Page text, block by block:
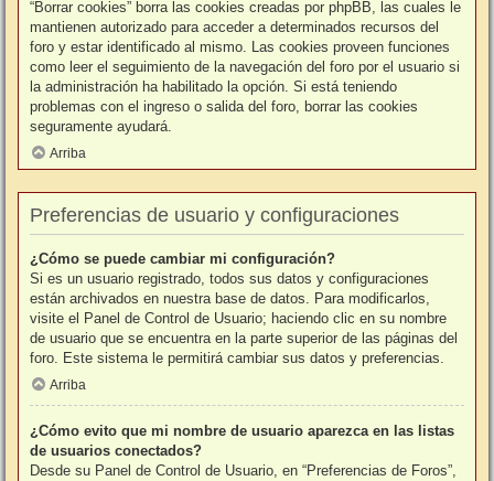
“Borrar cookies” borra las cookies creadas por phpBB, las cuales le
mantienen autorizado para acceder a determinados recursos del
foro y estar identificado al mismo. Las cookies proveen funciones
como leer el seguimiento de la navegación del foro por el usuario si
la administración ha habilitado la opción. Si está teniendo
problemas con el ingreso o salida del foro, borrar las cookies
seguramente ayudará.
Arriba
Preferencias de usuario y configuraciones
¿Cómo se puede cambiar mi configuración?
Si es un usuario registrado, todos sus datos y configuraciones
están archivados en nuestra base de datos. Para modificarlos,
visite el Panel de Control de Usuario; haciendo clic en su nombre
de usuario que se encuentra en la parte superior de las páginas del
foro. Este sistema le permitirá cambiar sus datos y preferencias.
Arriba
¿Cómo evito que mi nombre de usuario aparezca en las listas
de usuarios conectados?
Desde su Panel de Control de Usuario, en “Preferencias de Foros”,